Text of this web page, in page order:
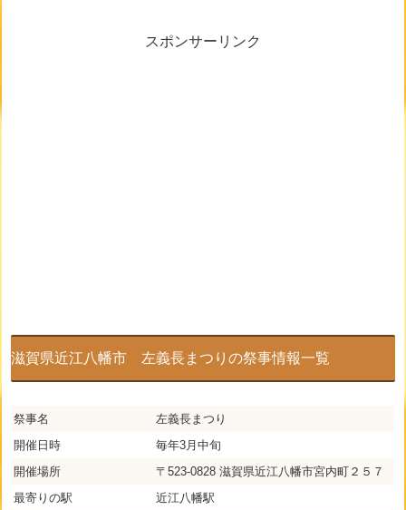
スポンサーリンク
滋賀県近江八幡市 左義長まつりの祭事情報一覧
祭事名
左義長まつり
開催日時
毎年3月中旬
開催場所
〒523-0828 滋賀県近江八幡市宮内町２５７
最寄りの駅
近江八幡駅